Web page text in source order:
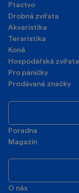
Ptactvo
Drobná zvířata
Akvaristika
Teraristika
Koně
Hospodářská zvířata
Pro páníčky
Prodávané značky
Poradna
Magazín
O nás